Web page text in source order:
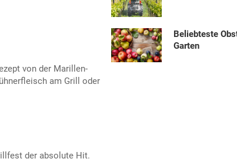
von der Marillen-
am Grill oder
der absolute Hit.
Beliebteste
Garten